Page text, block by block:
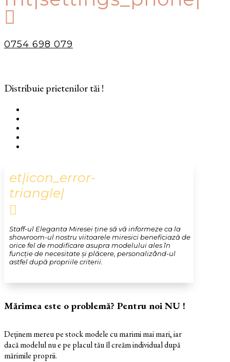

0754 698 079
Distribuie prietenilor tăi !
et|icon_error-
triangle|

Staff-ul Eleganta Miresei ține să vă informeze ca la
showroom-ul nostru viitoarele miresici beneficiază de
orice fel de modificare asupra modelului ales în
funcție de necesitate și plăcere, personalizând-ul
astfel după propriile criterii.
Mărimea este o problemă? Pentru noi NU !
Deținem mereu pe stock modele cu marimi mai mari, iar
dacă modelul nu e pe placul tău îl creăm individual după
mărimile proprii.